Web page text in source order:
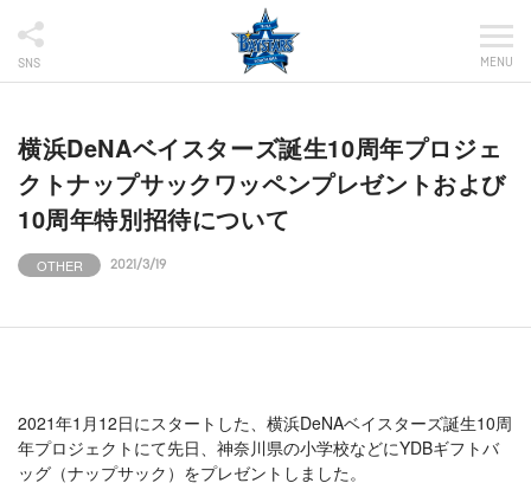
SNS MENU
横浜DeNAベイスターズ誕生10周年プロジェ
クトナップサックワッペンプレゼントおよび
10周年特別招待について
OTHER 2021/3/19
2021年1月12日にスタートした、横浜DeNAベイスターズ誕生10周
年プロジェクトにて先日、神奈川県の小学校などにYDBギフトバ
ッグ（ナップサック）をプレゼントしました。